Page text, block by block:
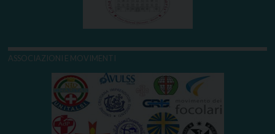
ASSOCIAZIONI E MOVIMENTI